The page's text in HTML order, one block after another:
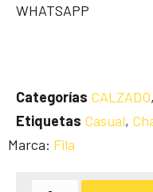
WHATSAPP
Categorías CALZADO,
Etiquetas Casual,
Marca: Fila